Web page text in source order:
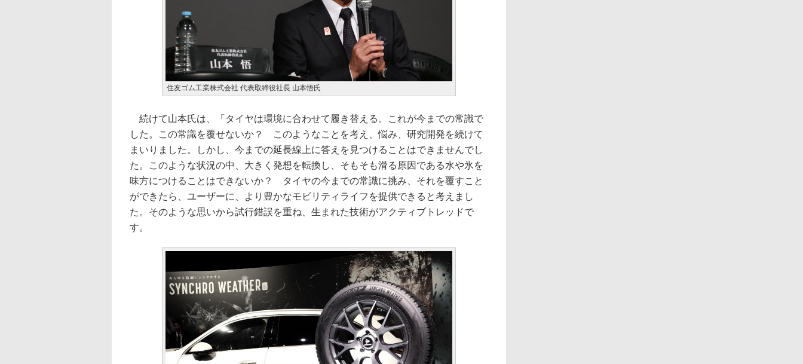
住友ゴム工業株式会社 代表取締役社長 山本悟氏
続けて山本氏は、「タイヤは環境に合わせて履き替える。これが今までの常識で
した。この常識を覆せないか？ このようなことを考え、悩み、研究開発を続けて
まいりました。しかし、今までの延長線上に答えを見つけることはできませんでし
た。このような状況の中、大きく発想を転換し、そもそも滑る原因である水や氷を
味方につけることはできないか？ タイヤの今までの常識に挑み、それを覆すこと
ができたら、ユーザーに、より豊かなモビリティライフを提供できると考えまし
た。そのような思いから試行錯誤を重ね、生まれた技術がアクティブトレッドで
す。